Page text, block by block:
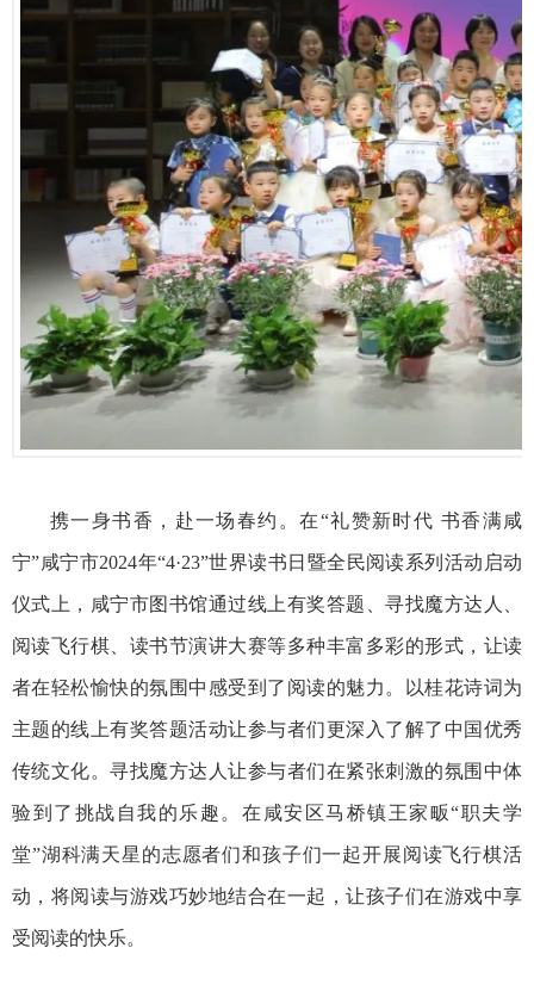
携一身书香，赴一场春约。在“礼赞新时代 书香满咸
宁”咸宁市2024年“4·23”世界读书日暨全民阅读系列活动启动
仪式上，咸宁市图书馆通过线上有奖答题、寻找魔方达人、
阅读飞行棋、读书节演讲大赛等多种丰富多彩的形式，让读
者在轻松愉快的氛围中感受到了阅读的魅力。以桂花诗词为
主题的线上有奖答题活动让参与者们更深入了解了中国优秀
传统文化。寻找魔方达人让参与者们在紧张刺激的氛围中体
验到了挑战自我的乐趣。在咸安区马桥镇王家畈“职夫学
堂”湖科满天星的志愿者们和孩子们一起开展阅读飞行棋活
动，将阅读与游戏巧妙地结合在一起，让孩子们在游戏中享
受阅读的快乐。